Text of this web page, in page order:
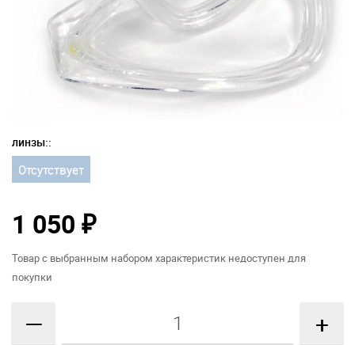
линзы::
Отсутствует
1 050 ₽
Товар с выбранным набором характеристик недоступен для
покупки
— +